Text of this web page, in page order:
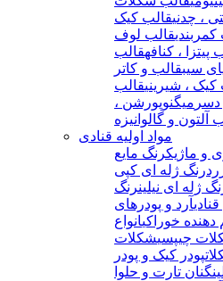
، چدنیقالب کیک
قالب لوف
پیتزا ، کنافهقالب
سیبقالب و کاتر
، شیرینیقالب
میگنوپورشن ،
آلتون و گالوانیزه
مواد اولیه قنادی
و ماژیکرنگ مایع
رنگ ژله ای کپی
ژله ای نیلینرنگ
آرد و پودرهای
خوراکیانواع
چیپسیشکلات
پودر کیک و پودر
نان تارت و حلوا